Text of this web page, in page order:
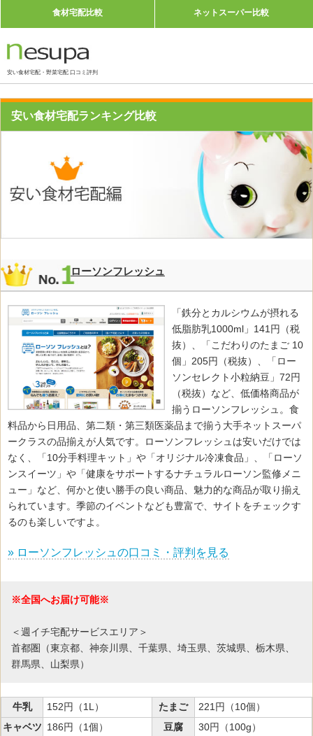
食材宅配比較 ネットスーパー比較
安い食材宅配・野菜宅配 口コミ評判
安い食材宅配ランキング比較
ローソンフレッシュ
「鉄分とカルシウムが摂れる
低脂肪乳1000ml」141円（税
抜）、「こだわりのたまご 10
個」205円（税抜）、「ロー
ソンセレクト小粒納豆」72円
（税抜）など、低価格商品が
揃うローソンフレッシュ。食
料品から日用品、第二類・第三類医薬品まで揃う大手ネットスーパ
ークラスの品揃えが人気です。ローソンフレッシュは安いだけでは
なく、「10分手料理キット」や「オリジナル冷凍食品」、「ローソ
ンスイーツ」や「健康をサポートするナチュラルローソン監修メニ
ュー」など、何かと使い勝手の良い商品、魅力的な商品が取り揃え
られています。季節のイベントなども豊富で、サイトをチェックす
るのも楽しいですよ。
» ローソンフレッシュの口コミ・評判を見る
※全国へお届け可能※
＜週イチ宅配サービスエリア＞
首都圏（東京都、神奈川県、千葉県、埼玉県、茨城県、栃木県、
群馬県、山梨県）
牛乳 152円（1L） たまご
221円（10個）
キャベツ 186円（1個） 豆腐 30円（100g）